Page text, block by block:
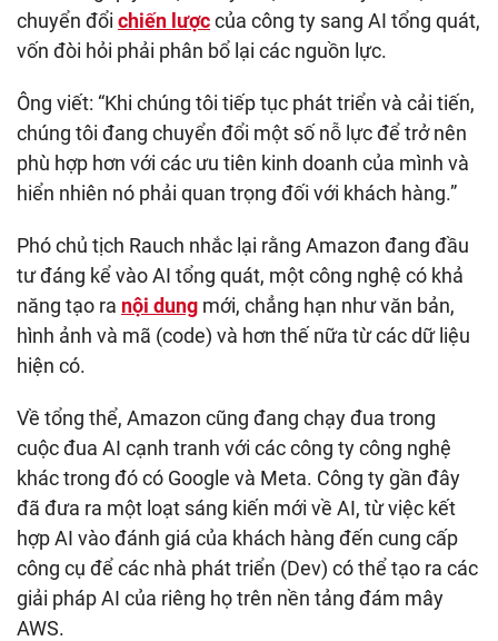
chuyển đổi chiến lượccủa công ty sang AI tổng quát,
vốn đòi hỏi phải phân bổ lại các nguồn lực.
Ông viết: “Khi chúng tôi tiếp tục phát triển và cải tiến,
chúng tôi đang chuyển đổi một số nỗ lực để trở nên
phù hợp hơn với các ưu tiên kinh doanh của mình và
hiển nhiên nó phải quan trọng đối với khách hàng.”
Phó chủ tịch Rauch nhắc lại rằng Amazon đang đầu
tư đáng kể vào AI tổng quát, một công nghệ có khả
năng tạo ra nội dung mới, chẳng hạn như văn bản,
hình ảnh và mã (code) và hơn thế nữa từ các dữ liệu
hiện có.
Về tổng thể, Amazon cũng đang chạy đua trong
cuộc đua AI cạnh tranh với các công ty công nghệ
khác trong đó có Google và Meta. Công ty gần đây
đã đưa ra một loạt sáng kiến mới về AI, từ việc kết
hợp AI vào đánh giá của khách hàng đến cung cấp
công cụ để các nhà phát triển (Dev) có thể tạo ra các
giải pháp AI của riêng họ trên nền tảng đám mây
AWS.